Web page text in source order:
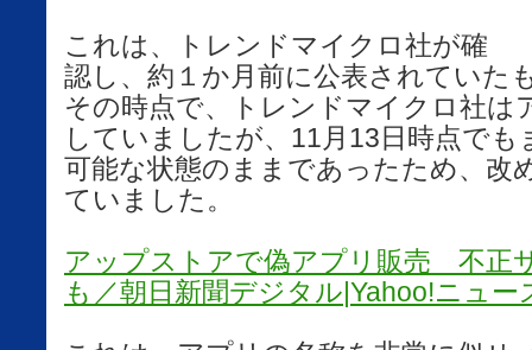
これは、トレンドマイクロ社が確
認し、約１か月前に公表されていた
その時点で、トレンドマイクロ社は
していましたが、11月13日時点でも
可能な状態のままであったため、改
ていました。
アップストアで偽アプリ販売 不正
も／朝日新聞デジタル|Yahoo!ニュ